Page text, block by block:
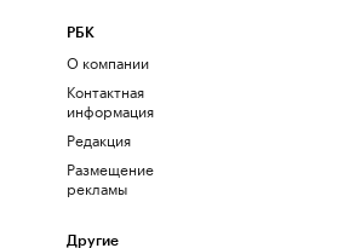
РБК
О компании
Контактная
информация
Редакция
Размещение
рекламы
Другие